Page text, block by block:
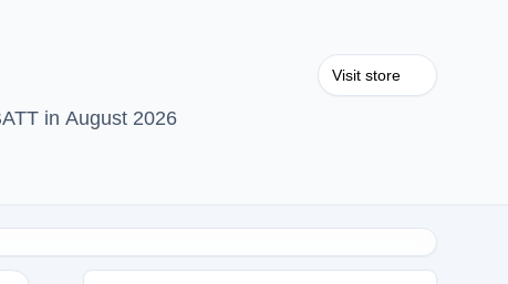
in August 2026
Visit store